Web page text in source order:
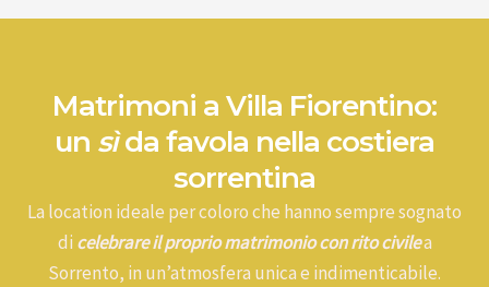
c
Matrimoni a Villa Fiorentino:
un sìda favola nella costiera
sorrentina
La location ideale per coloro che hanno sempre sognato
di celebrare il proprio matrimonio con rito civilea
Sorrento, in un’atmosfera unica e indimenticabile.